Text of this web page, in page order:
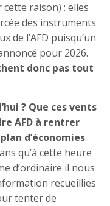
raison) : elles
des instruments
de l’AFD puisqu’un
pour 2026.
donc pas tout
? Que ces vents
AFD à rentrer
d’économies
qu’à cette heure
d’ordinaire il nous
recueillies
tenter de